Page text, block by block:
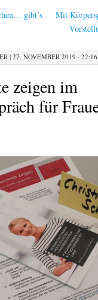
gibt’s
Mit
| 27. NOVEMBER 2019 · 22:16
zeigen im
für